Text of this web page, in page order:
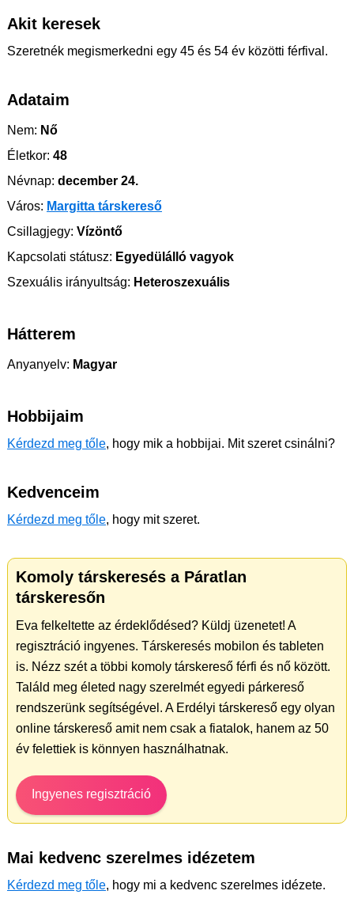
Akit keresek
Szeretnék megismerkedni egy 45 és 54 év közötti férfival.
Adataim
Nem: Nő
Életkor: 48
Névnap: december 24.
Város: Margitta társkereső
Csillagjegy: Vízöntő
Kapcsolati státusz: Egyedülálló vagyok
Szexuális irányultság: Heteroszexuális
Hátterem
Anyanyelv: Magyar
Hobbijaim
Kérdezd meg tőle, hogy mik a hobbijai. Mit szeret csinálni?
Kedvenceim
Kérdezd meg tőle, hogy mit szeret.
Komoly társkeresés a Páratlan
társkeresőn
Eva felkeltette az érdeklődésed? Küldj üzenetet! A
regisztráció ingyenes. Társkeresés mobilon és tableten
is. Nézz szét a többi komoly társkereső férfi és nő között.
Találd meg életed nagy szerelmét egyedi párkereső
rendszerünk segítségével. A Erdélyi társkereső egy olyan
online társkereső amit nem csak a fiatalok, hanem az 50
év felettiek is könnyen használhatnak.
Ingyenes regisztráció
Mai kedvenc szerelmes idézetem
Kérdezd meg tőle, hogy mi a kedvenc szerelmes idézete.